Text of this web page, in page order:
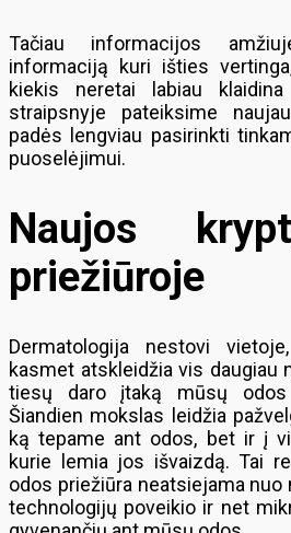
Tačiau informacijos
informaciją kuri išties
kiekis neretai labiau
straipsnyje pateiksime
padės lengviau pasirinkti
puoselėjimui.
Naujos
priežiūroje
Dermatologija nestovi
kasmet atskleidžia vis daugiau
tiesų daro įtaką mūsų
Šiandien mokslas leidžia
ką tepame ant odos, bet ir į
kurie lemia jos išvaizdą. Tai
odos priežiūra neatsiejama
technologijų poveikio ir net